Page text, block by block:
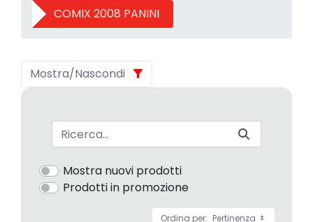
COMIX 2008 PANINI
Mostra/Nascondi
Barra di ricerca
Mostra nuovi prodotti
Prodotti in promozione
Ordina per: Pertinenza